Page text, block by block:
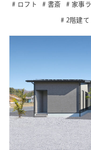
ロフト 書斎 家事
2階建て